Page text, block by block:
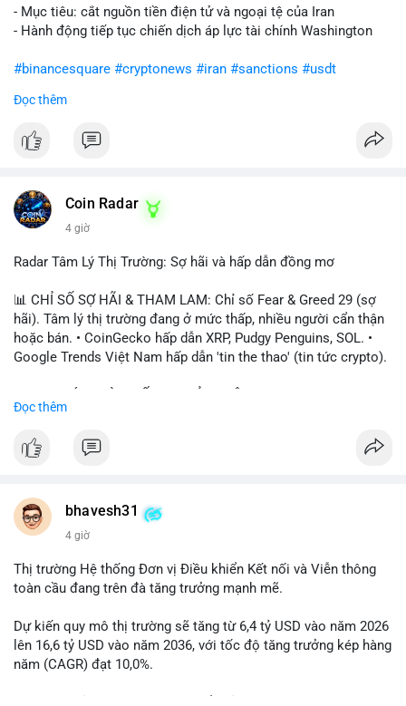
- Mục tiêu: cắt nguồn tiền điện tử và ngoại tệ của Iran
- Hành động tiếp tục chiến dịch áp lực tài chính Washington
#binancesquare #cryptonews #iran #sanctions #usdt
$usdt
#vlikevn #titanbot
Đọc thêm
Coin Radar
4 giờ
Radar Tâm Lý Thị Trường: Sợ hãi và hấp dẫn đồng mơ
📊 CHỈ SỐ SỢ HÃI & THAM LAM: Chỉ số Fear & Greed 29 (sợ
hãi). Tâm lý thị trường đang ở mức thấp, nhiều người cẩn thận
hoặc bán. • CoinGecko hấp dẫn XRP, Pudgy Penguins, SOL. •
Google Trends Việt Nam hấp dẫn 'tin the thao' (tin tức crypto).
ONDO, CASHCAT. • Chủ đề 'tô thị ty na' (tỷ giá) và 'giao thông'
BTC breakout và lệnh long/short.
định crypto là 'vấn đề lớn' giúp giảm áp lực USD. • Binance hỗ
trợ cổ phiếu Apple/IBM. • Bài đăng hấp dẫn về $HFT, $SKYAI,
💡 NHẬN ĐỊNH & KHUYẾN NGHỊ: Tâm lý thị trường đang phân
coin (PENGU, CASHCAT) và tin cậy từ các dự án lớn (BTC,
SOL). Rủi ro tăng nếu không có thông tin rõ ràng về quy định.
Đọc thêm
bhavesh31
4 giờ
Thị trường Hệ thống Đơn vị Điều khiển Kết nối và Viễn thông
toàn cầu đang trên đà tăng trưởng mạnh mẽ.
Dự kiến quy mô thị trường sẽ tăng từ 6,4 tỷ USD vào năm 2026
lên 16,6 tỷ USD vào năm 2036, với tốc độ tăng trưởng kép hàng
năm (CAGR) đạt 10,0%.